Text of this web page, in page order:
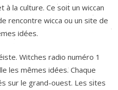
la culture. Ce soit un wiccan
rencontre wicca ou un site de
idées.
Witches radio numéro 1
les mêmes idées. Chaque
sur le grand-ouest. Les sites